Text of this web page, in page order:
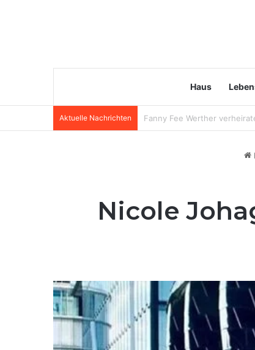
Haus
Aktuelle Nachrichten Sara Hentschel Wikipedia:
Nicole